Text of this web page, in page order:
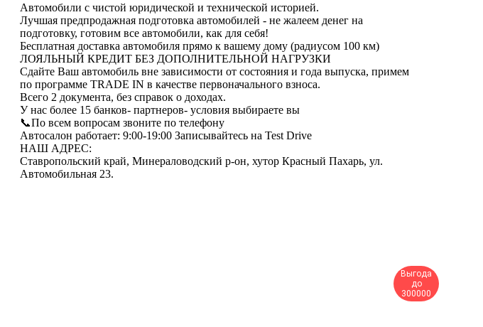
Автомобили с чистой юридической и технической историей.
Лучшая предпродажная подготовка автомобилей - не жалеем денег на
подготовку, готовим все автомобили, как для себя!
Бесплатная доставка автомобиля прямо к вашему дому (радиусом 100 км)
ЛОЯЛЬНЫЙ КРЕДИТ БЕЗ ДОПОЛНИТЕЛЬНОЙ НАГРУЗКИ
Сдайте Ваш автомобиль вне зависимости от состояния и года выпуска, примем
по программе ТRАDЕ IN в качестве первоначального взноса.
Всего 2 документа, без справок о доходах.
У нас более 15 банков- партнеров- условия выбираете вы
📞По всем вопросам звоните по телефону
Автосалон работает: 9:00-19:00 Записывайтесь на Test Drive
НАШ АДРЕС:
Ставропольский край, Минераловодский р-он, хутор Красный Пахарь, ул.
Автомобильная 23.
Выгода
до
300000